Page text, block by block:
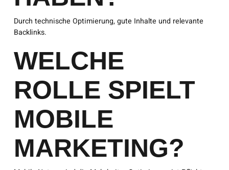
Durch technische Optimierung, gute Inhalte und relevante
Backlinks.
WELCHE
ROLLE SPIELT
MOBILE
MARKETING?